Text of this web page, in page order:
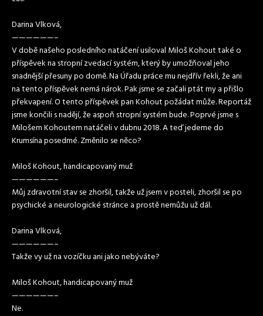
Darina Vlková,
——————–
V době našeho posledního natáčení usiloval Miloš Kohout také o
příspěvek na stropní zvedací systém, který by umožňoval jeho
snadnější přesuny po domě. Na Úřadu práce mu nejdřív řekli, že ani
na tento příspěvek nemá nárok. Pak jsme se začali ptát my a přišlo
překvapení. O tento příspěvek pan Kohout požádat může. Reportáž
jsme končili s nadějí, že aspoň stropní systém bude. Poprvé jsme s
Milošem Kohoutem natáčeli v dubnu 2018. A teď jedeme do
Krumsína posedmé. Změnilo se něco?
Miloš Kohout, handicapovaný muž
——————–
Můj zdravotní stav se zhoršil, takže už jsem v posteli, zhoršil se po
psychické a neurologické stránce a prostě nemůžu už dál.
Darina Vlková,
——————–
Takže vy už na vozíčku ani jako nebýváte?
Miloš Kohout, handicapovaný muž
——————–
Ne.